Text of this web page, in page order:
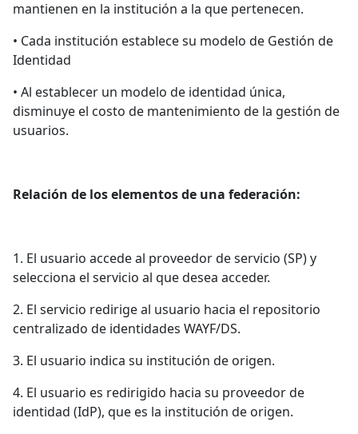
mantienen en la institución a la que pertenecen.
• Cada institución establece su modelo de Gestión de
Identidad
• Al establecer un modelo de identidad única,
disminuye el costo de mantenimiento de la gestión de
usuarios.
Relación de los elementos de una federación:
1. El usuario accede al proveedor de servicio (SP) y
selecciona el servicio al que desea acceder.
2. El servicio redirige al usuario hacia el repositorio
centralizado de identidades WAYF/DS.
3. El usuario indica su institución de origen.
4. El usuario es redirigido hacia su proveedor de
identidad (IdP), que es la institución de origen.